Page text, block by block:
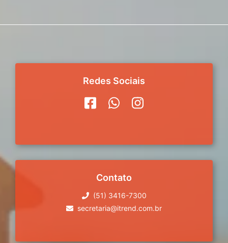
Redes Sociais
Contato
(51) 3416-7300
secretaria@itrend.com.br